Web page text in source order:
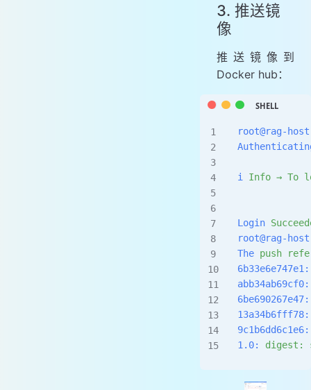
3. 推送镜
像
推送镜像到
Docker hub：
root@rag-
i Info → To
Login
root@rag-
The push
6b33e6e747e1:
abb34ab69cf0:
6be690267e47:
13a34b6fff78:
9c1b6dd6c1e6:
1.0:
digest: